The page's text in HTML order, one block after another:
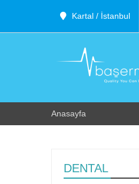
Kartal / İstanbul
Anasayfa
DENTAL